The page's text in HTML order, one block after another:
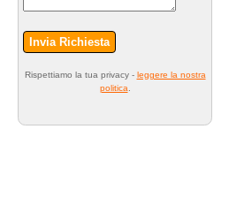
Invia Richiesta
Rispettiamo la tua privacy - leggere la nostra
politica.